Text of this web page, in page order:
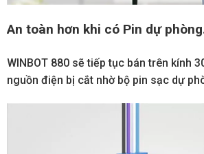
An toàn hơn khi có Pin dự
WINBOT 880 sẽ tiếp tục bán trên kính
nguồn điện bị cắt nhờ bộ pin sạc dự